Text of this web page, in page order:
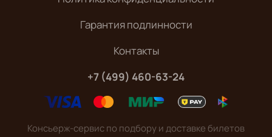
Гарантия подлинности
Контакты
+7 (499) 460-63-24
Консьерж-сервис по подбору и доставке билетов